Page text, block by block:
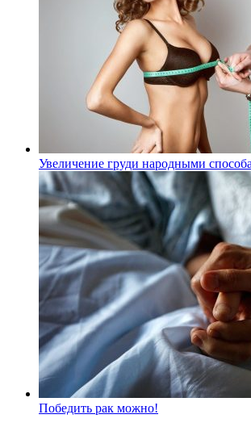
Увеличение груди народными
Победить рак можно!